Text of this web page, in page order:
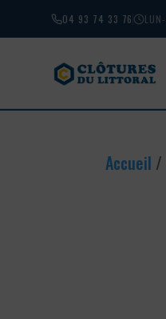
04 93 74 33 76
Accueil /